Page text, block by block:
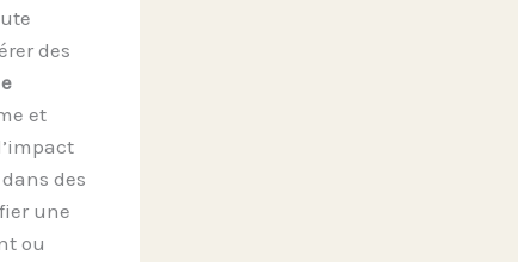
des
et
des
une
ou